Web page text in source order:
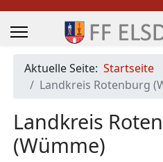
Aktuelle Seite: Startseite
Landkreis Rotenburg
Landkreis
(Wümme)